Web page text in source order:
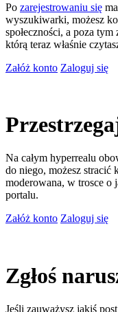
Po zarejestrowaniu się
wyszukiwarki, możesz
społeczności, a poza
którą teraz właśnie
Załóż konto Zaloguj się
Na całym hyperrealu
do niego, możesz stracić
moderowana, w trosce o
portalu.
Załóż konto Zaloguj się
Zgłoś
Jeśli zauważysz jakiś